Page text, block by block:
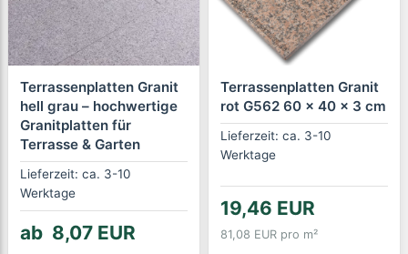
Terrassenplatten Granit
hell grau – hochwertige
Granitplatten für
Terrasse & Garten
Lieferzeit: ca. 3-10
Werktage
ab 8,07 EUR
Terrassenplatten Granit
rot G562 60 x 40 x 3 cm
Lieferzeit: ca. 3-10
Werktage
19,46 EUR
81,08 EUR pro m²